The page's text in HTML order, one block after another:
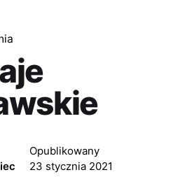
Opublikowany
23 stycznia 2021